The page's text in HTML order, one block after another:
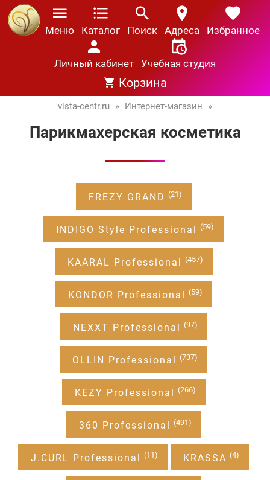
Меню Каталог Поиск Адреса Избранное
Личный кабинет Учебная студия
Корзина
vista-centr.ru » Интернет-магазин »
Парикмахерская косметика
FREZY GRAND (21)
INDIGO Style Professional (59)
KAARAL Professional (457)
KONDOR Professional (59)
NEXXT Professional (97)
OLLIN Professional (737)
KEZY Professional (266)
360 Professional (491)
J.CURL Professional (11) KRASSA (4)